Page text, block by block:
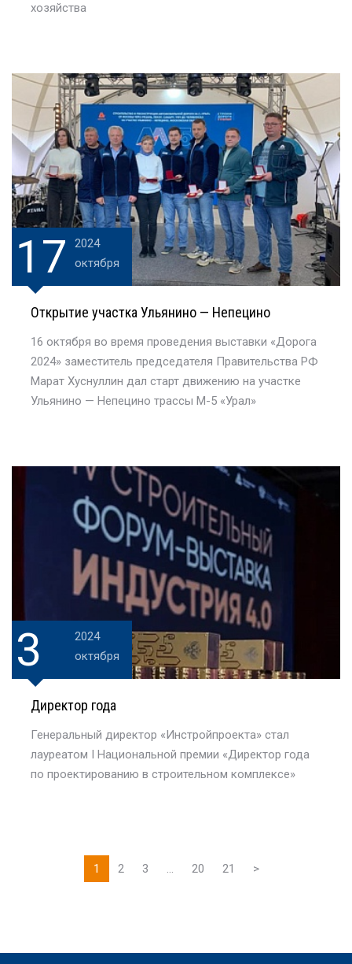
хозяйства
17
2024
октября
Открытие участка Ульянино — Непецино
16 октября во время проведения выставки «Дорога
2024» заместитель председателя Правительства РФ
Марат Хуснуллин дал старт движению на участке
Ульянино — Непецино трассы М-5 «Урал»
3
2024
октября
Директор года
Генеральный директор «Инстройпроекта» стал
лауреатом I Национальной премии «Директор года
по проектированию в строительном комплексе»
1 2 3 ... 20 21 >